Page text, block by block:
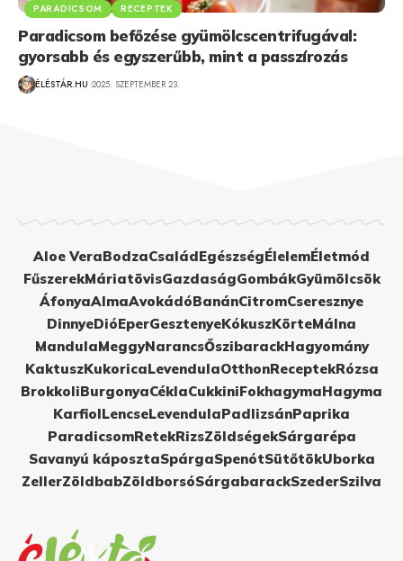
PARADICSOM RECEPTEK
Paradicsom befőzése gyümölcscentrifugával:
gyorsabb és egyszerűbb, mint a passzírozás
ÉLÉSTÁR.HU 2025. SZEPTEMBER 23.
Aloe VeraBodzaCsaládEgészségÉlelemÉletmód
FűszerekMáriatövisGazdaságGombákGyümölcsök
ÁfonyaAlmaAvokádóBanánCitromCseresznye
DinnyeDióEperGesztenyeKókuszKörteMálna
MandulaMeggyNarancsŐszibarackHagyomány
KaktuszKukoricaLevendulaOtthonReceptekRózsa
BrokkoliBurgonyaCéklaCukkiniFokhagymaHagyma
KarfiolLencseLevendulaPadlizsánPaprika
ParadicsomRetekRizsZöldségekSárgarépa
Savanyú káposztaSpárgaSpenótSütőtökUborka
ZellerZöldbabZöldborsóSárgabarackSzederSzilva